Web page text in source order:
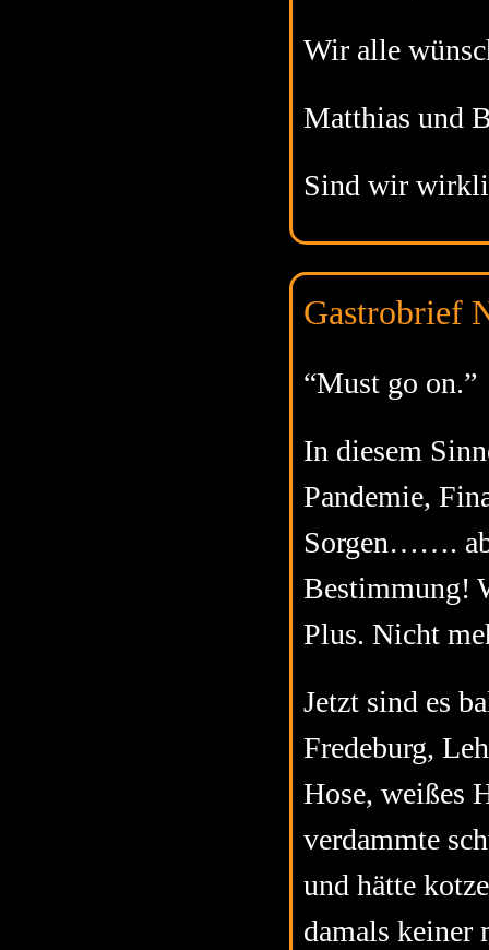
Wir alle
Matthias und
Sind wir
Gastrobrief
“Must go on.”
In diesem
Pandemie,
Sorgen…….
Bestimmung!
Plus. Nicht
Jetzt sind es
Fredeburg,
Hose, weißes
verdammte
und hätte
damals keiner